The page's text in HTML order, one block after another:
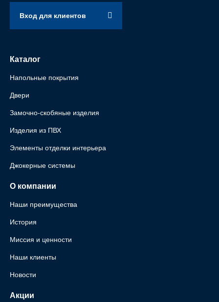
Вход для клиентов
Каталог
Напольные покрытия
Двери
Замочно-скобяные изделия
Изделия из ПВХ
Элементы отделки интерьера
Джокерные системы
О компании
Наши преимущества
История
Миссия и ценности
Наши клиенты
Новости
Акции